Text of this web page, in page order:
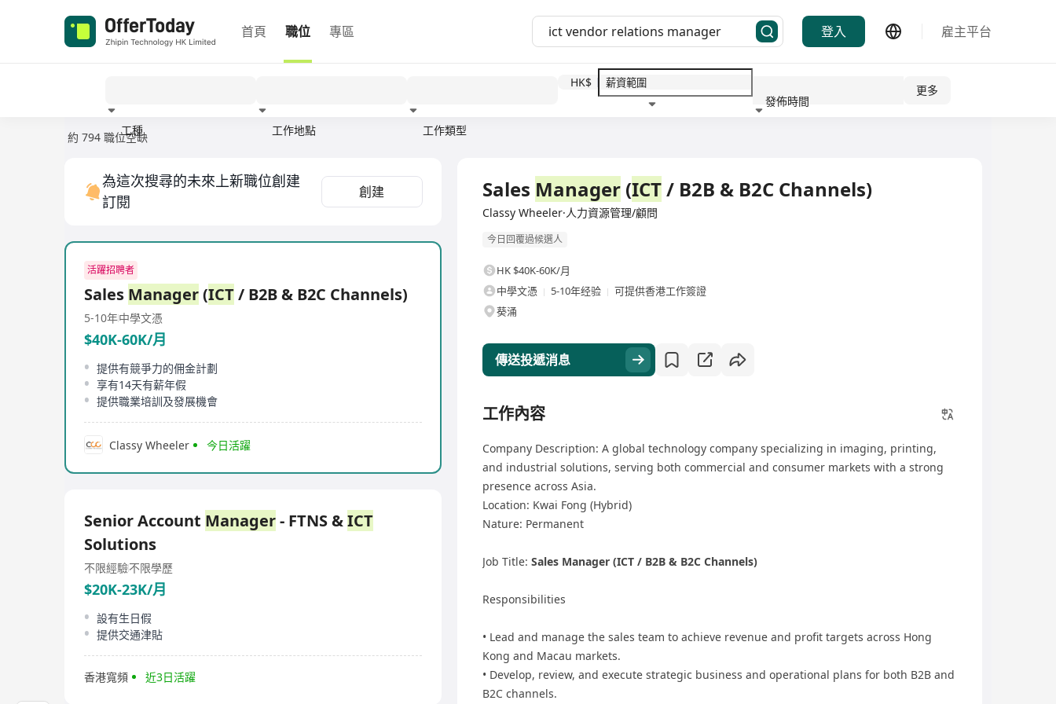
首頁 職位 專區 登入 雇主平台
工種 工作地點 工作類型
HK$
發佈時間
更多
約 794 職位空缺
為這次搜尋的未來上新職位創建
訂閱
創建
活躍招聘者
Sales Manager(ICT/ B2B & B2C Channels)
5-10年中學文憑
$40K-60K/月
提供有競爭力的佣金計劃
享有14天有薪年假
提供職業培訓及發展機會
Classy Wheeler 今日活躍
Senior Account Manager- FTNS &ICT
Solutions
不限經驗不限學歷
$20K-23K/月
設有生日假
提供交通津貼
香港寬頻 近3日活躍
Sales Manager (ICT/ B2B & B2C Channels)
Classy Wheeler·人力資源管理/顧問
今日回覆過候選人
HK $40K-60K/月
中學文憑
5-10年经验
可提供香港工作簽證
葵涌
傳送投遞消息
工作內容
Company Description: A global technology company specializing in imaging, printing,
and industrial solutions, serving both commercial and consumer markets with a strong
presence across Asia.
Location: Kwai Fong (Hybrid)
Nature: Permanent
Job Title: Sales Manager (ICT / B2B & B2C Channels)
Responsibilities
• Lead and manage the sales team to achieve revenue and profit targets across Hong
Kong and Macau markets.
• Develop, review, and execute strategic business and operational plans for both B2B and
B2C channels.